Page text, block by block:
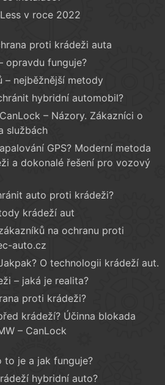
v roce 2022
proti krádeži auta
opravdu funguje?
– nejběžnější metody
hybridní automobil?
– Názory. Zákazníci o
službách
GPS? Moderní metoda
a dokonalé řešení pro vozový
auto proti krádeži?
krádeží aut
na ochranu proti
auto.cz
O technologii krádeží aut.
– jaká je realita?
proti krádeži?
krádeží? Účinna blokada
– CanLock
to je a jak funguje?
hybridní auto?